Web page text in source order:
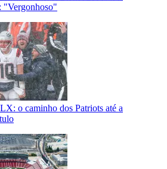
"Vergonhoso"
o caminho dos Patriots até a